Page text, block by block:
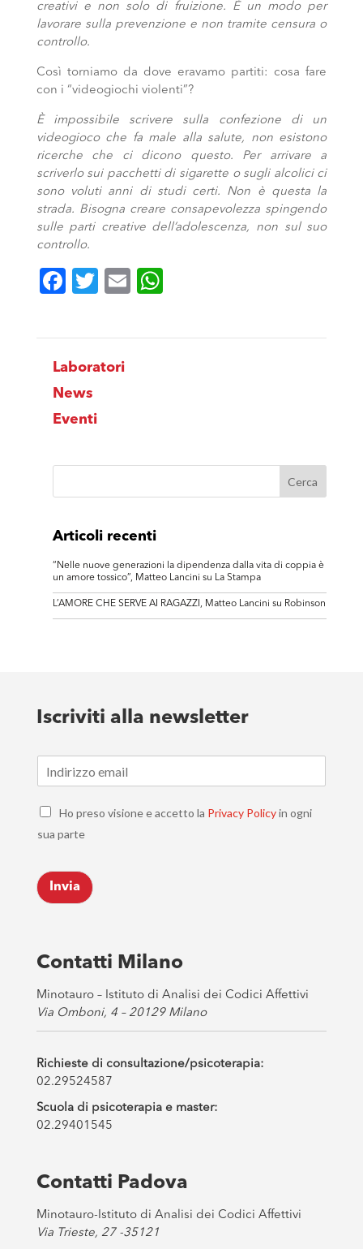
creativi e non solo di fruizione. È un modo per
lavorare sulla prevenzione e non tramite censura o
controllo.
Così torniamo da dove eravamo partiti: cosa fare
con i “videogiochi violenti”?
È impossibile scrivere sulla confezione di un
videogioco che fa male alla salute, non esistono
ricerche che ci dicono questo. Per arrivare a
scriverlo sui pacchetti di sigarette o sugli alcolici ci
sono voluti anni di studi certi. Non è questa la
strada. Bisogna creare consapevolezza spingendo
sulle parti creative dell’adolescenza, non sul suo
controllo.
Facebook
Twitter
Email
Laboratori
News
Eventi
Articoli recenti
“Nelle nuove generazioni la dipendenza dalla vita di coppia è
un amore tossico”, Matteo Lancini su La Stampa
L’AMORE CHE SERVE AI RAGAZZI, Matteo Lancini su Robinson
Iscriviti alla newsletter
m
C
e
k
b
s
*
Ho preso visione e accetto la Privacy Policyin ogni
sua parte
Invia
Contatti Milano
Minotauro – Istituto di Analisi dei Codici Affettivi
Via Omboni, 4 – 20129 Milano
Richieste di consultazione/psicoterapia:
02.29524587
Scuola di psicoterapia e master:
02.29401545
Contatti Padova
Minotauro-Istituto di Analisi dei Codici Affettivi
Via Trieste, 27 -35121